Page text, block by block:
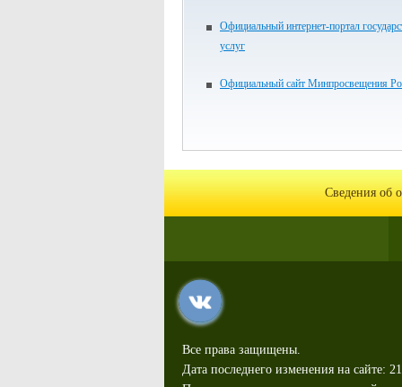
Официальный интернет-портал
услуг
Официальный сайт Минпросвещения
Сведения об
Все права защищены.
Дата последнего изменения на сайте: